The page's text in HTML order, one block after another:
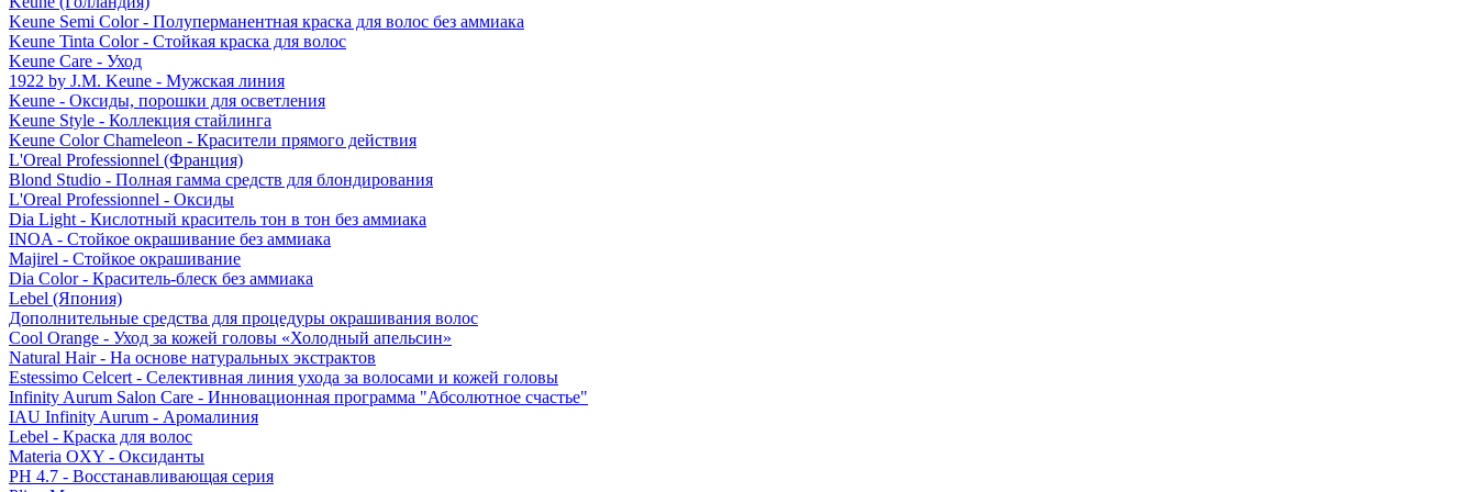
Keune Semi Color - Полуперманентная краска для волос без аммиака
Keune Tinta Color - Стойкая краска для волос
Keune Care - Уход
1922 by J.M. Keune - Мужская линия
Keune - Оксиды, порошки для осветления
Keune Style - Коллекция стайлинга
Keune Color Chameleon - Красители прямого действия
L'Oreal Professionnel (Франция)
Blond Studio - Полная гамма средств для блондирования
L'Oreal Professionnel - Оксиды
Dia Light - Кислотный краситель тон в тон без аммиака
INOA - Стойкое окрашивание без аммиака
Majirel - Стойкое окрашивание
Dia Color - Краситель-блеск без аммиака
Lebel (Япония)
Дополнительные средства для процедуры окрашивания волос
Cool Orange - Уход за кожей головы «Холодный апельсин»
Natural Hair - На основе натуральных экстрактов
Estessimo Celcert - Селективная линия ухода за волосами и кожей головы
Infinity Aurum Salon Care - Инновационная программа "Абсолютное счастье"
IAU Infinity Aurum - Аромалиния
Lebel - Краска для волос
Materia OXY - Оксиданты
PH 4.7 - Восстанавливающая серия